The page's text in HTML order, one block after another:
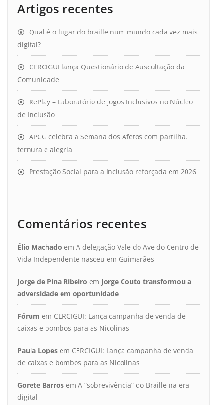
Artigos recentes
Qual é o lugar do braille num mundo cada vez mais
digital?
CERCIGUI lança Questionário de Auscultação da
Comunidade
RePlay – Laboratório de Jogos Inclusivos no Núcleo
de Inclusão
APCG celebra a Semana dos Afetos com partilha,
ternura e alegria
Prestação Social para a Inclusão reforçada em 2026
Comentários recentes
Élio Machado em A delegação Vale do Ave do Centro de
Vida Independente nasceu em Guimarães
Jorge de Pina Ribeiro em Jorge Couto transformou a
adversidade em oportunidade
Fórum em CERCIGUI: Lança campanha de venda de
caixas e bombos para as Nicolinas
Paula Lopes em CERCIGUI: Lança campanha de venda
de caixas e bombos para as Nicolinas
Gorete Barros em A “sobrevivência” do Braille na era
digital